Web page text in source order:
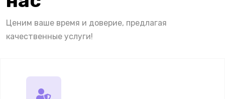
Ценим ваше время и доверие, предлагая
качественные услуги!